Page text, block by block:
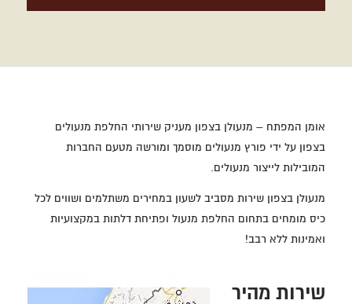
אומן המפתח – מנעולן בצפון מעניק שירותי החלפת מנעולים
בצפון על ידי פורץ מנעולים מוסמך ומורשה מטעם החברות
המובילות לייצור מנעולים.
מנעולן בצפון שירות מסביב לשעון במחירים משתלמים ושווים לכל
כיס מומחים בתחום החלפת מנעול ופתיחת דלתות במקצועיות
ואמינות ללא רבב!
שירות מהיר